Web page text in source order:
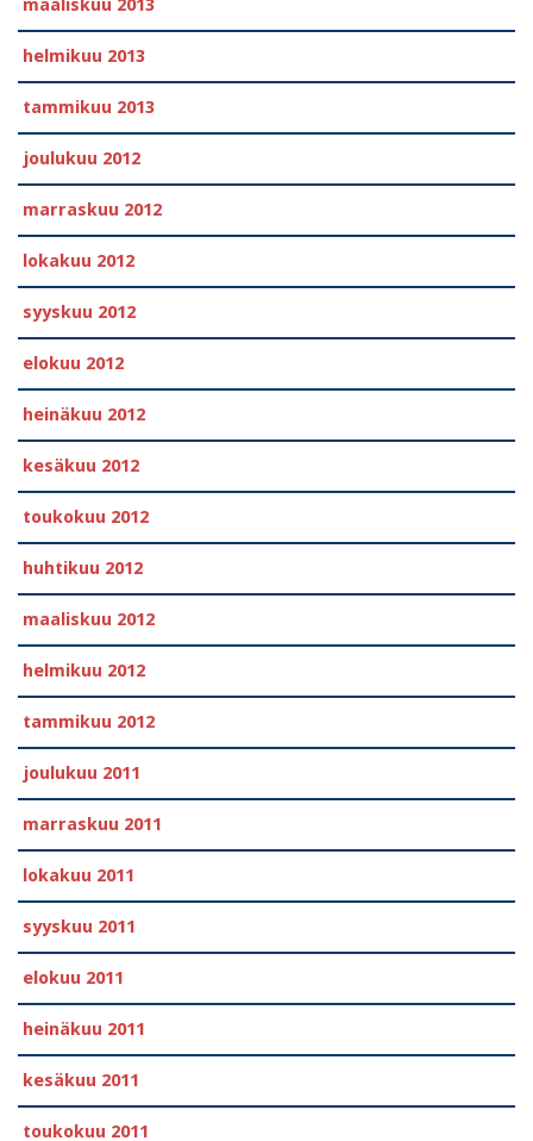
maaliskuu 2013
helmikuu 2013
tammikuu 2013
joulukuu 2012
marraskuu 2012
lokakuu 2012
syyskuu 2012
elokuu 2012
heinäkuu 2012
kesäkuu 2012
toukokuu 2012
huhtikuu 2012
maaliskuu 2012
helmikuu 2012
tammikuu 2012
joulukuu 2011
marraskuu 2011
lokakuu 2011
syyskuu 2011
elokuu 2011
heinäkuu 2011
kesäkuu 2011
toukokuu 2011